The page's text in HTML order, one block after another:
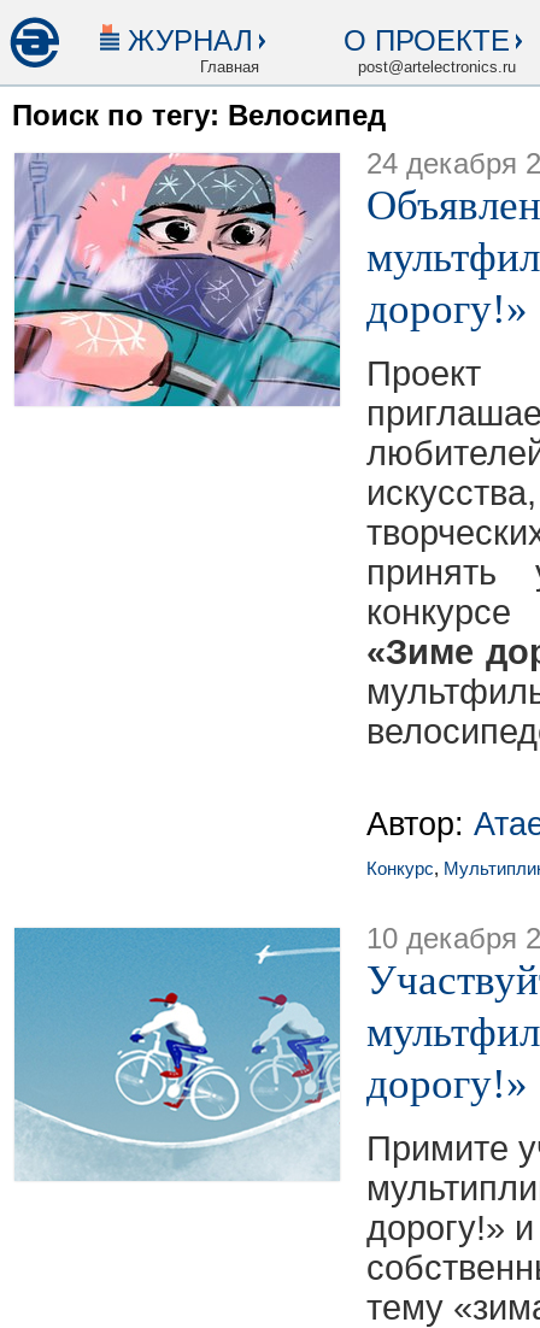
ЖУРНАЛ
Главная
О ПРОЕКТЕ
post@artelectronics.ru
Поиск по тегу: Велосипед
24 декабря
дорогу!»
принять
«Зиме
Автор:
Конкурс,
10 декабря
дорогу!»
Примите
дорогу!»
тему